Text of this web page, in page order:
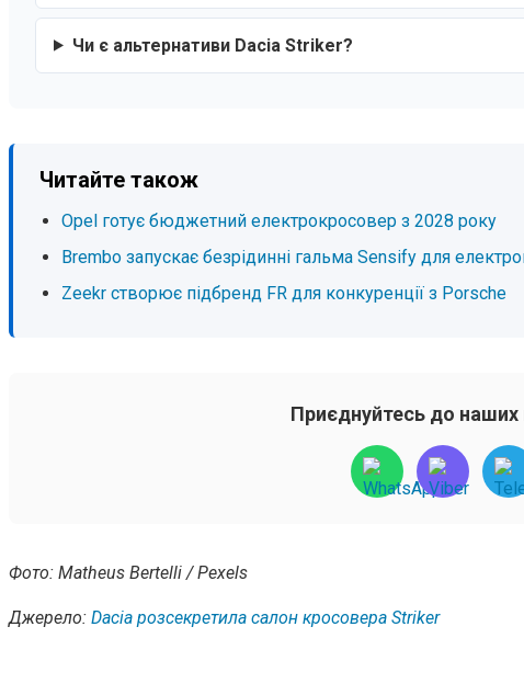
Чи є альтернативи Dacia Striker?
Читайте також
Opel готує бюджетний електрокросовер з 2028 року
Brembo запускає безрідинні гальма Sensify для
Zeekr створює підбренд FR для конкуренції з Porsche
Приєднуйтесь до наших
Фото: Matheus Bertelli / Pexels
Джерело: Dacia розсекретила салон кросовера Striker